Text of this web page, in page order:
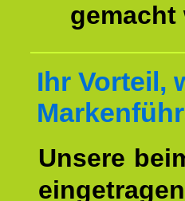
gemacht
Ihr Vorteil,
Unsere